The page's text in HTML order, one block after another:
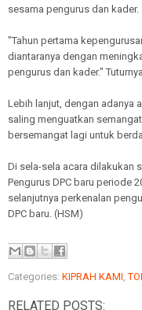
sesama pengurus dan kader.
"Tahun pertama
diantaranya dengan
pengurus dan kader." Tuturnya
Lebih lanjut, dengan adanya
saling menguatkan
bersemangat lagi untuk
Di sela-sela acara dilakukan
Pengurus DPC baru periode
selanjutnya perkenalan
DPC baru. (HSM)
Categories: KIPRAH KAMI ,
RELATED POSTS: